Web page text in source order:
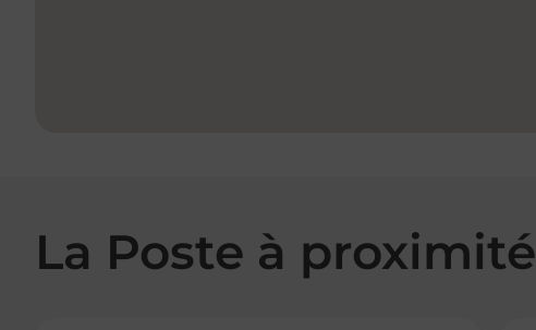
La Poste à proximité